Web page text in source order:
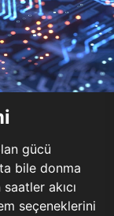
gücü
bile donma
akıcı
seçeneklerini